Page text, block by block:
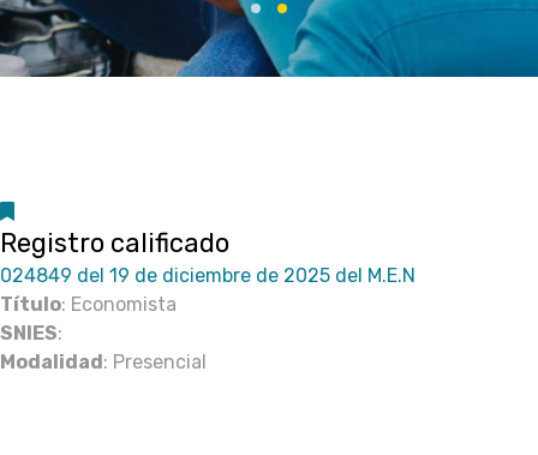
Registro calificado
024849 del 19 de diciembre de 2025 del M.E.N
Título: Economista
SNIES:
Modalidad: Presencial